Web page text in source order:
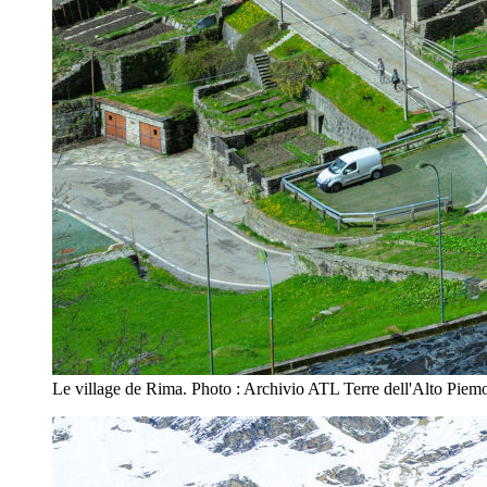
Le village de Rima. Photo : Archivio ATL Terre dell'Alto